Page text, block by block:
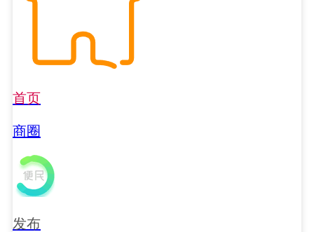
首页
商圈
发布